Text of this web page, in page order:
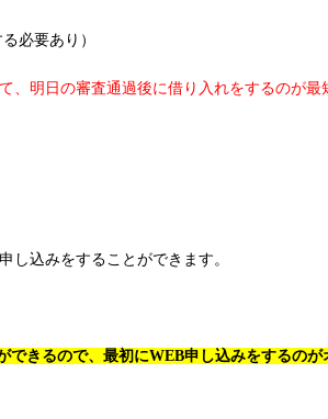
必要あり）
明日の審査通過後に借り入れをするのが最
し込みをすることができます。
きるので、最初にWEB申し込みをするのが